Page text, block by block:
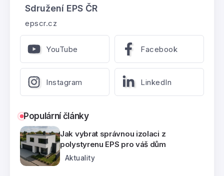
Sdružení EPS ČR
epscr.cz
YouTube Facebook
Instagram LinkedIn
Populární články
Jak vybrat správnou izolaci z
polystyrenu EPS pro váš dům
Aktuality